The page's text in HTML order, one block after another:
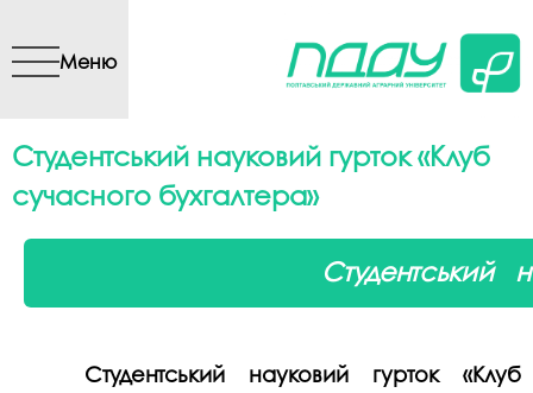
вмісту
Меню
Студентський науковий гурток «Клуб
сучасного бухгалтера»
Студентський
Студентський науковий гурток «Клуб